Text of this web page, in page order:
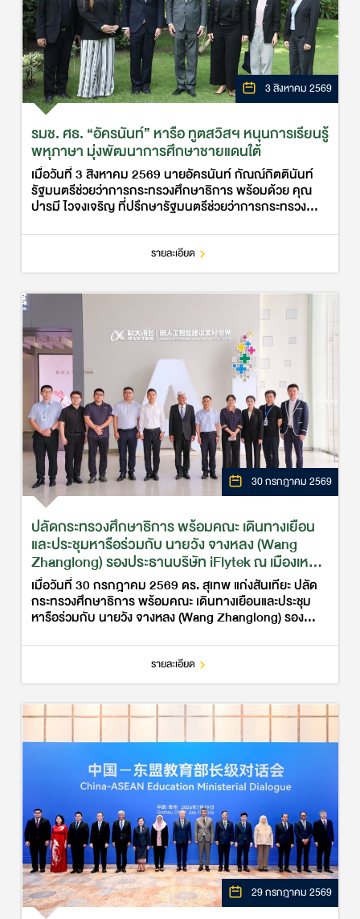
3 สิงหาคม 2569
รมช. ศธ. “อัครนันท์” หารือ ทูตสวิสฯ หนุนการเรียนรู้
พหุภาษา มุ่งพัฒนาการศึกษาชายแดนใต้
เมื่อวันที่ 3 สิงหาคม 2569 นายอัครนันท์ กัณณ์กิตตินันท์
รัฐมนตรีช่วยว่าการกระทรวงศึกษาธิการ พร้อมด้วย คุณ
ปารมี ไวจงเจริญ ที่ปรึกษารัฐมนตรีช่วยว่าการกระทรวง
เอกอัครราชทูตสมาพันธรั…
รายละเอียด
30 กรกฎาคม 2569
ปลัดกระทรวงศึกษาธิการ พร้อมคณะ เดินทางเยือน
และประชุมหารือร่วมกับ นายวัง จางหลง (Wang
Zhanglong) รองประธานบริษัท iFlytek ณ เมืองเห
อเฟย์ สาธารณรัฐประชาชนจีน
เมื่อวันที่ 30 กรกฎาคม 2569 ดร. สุเทพ แก่งสันเทียะ ปลัด
กระทรวงศึกษาธิการ พร้อมคณะ เดินทางเยือนและประชุม
หารือร่วมกับ นายวัง จางหลง (Wang Zhanglong) รอง
ประชาชนจีน เพื่อหารือเกี่…
รายละเอียด
29 กรกฎาคม 2569